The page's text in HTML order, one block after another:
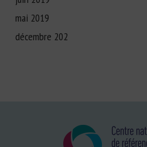
mai 2019
décembre 202